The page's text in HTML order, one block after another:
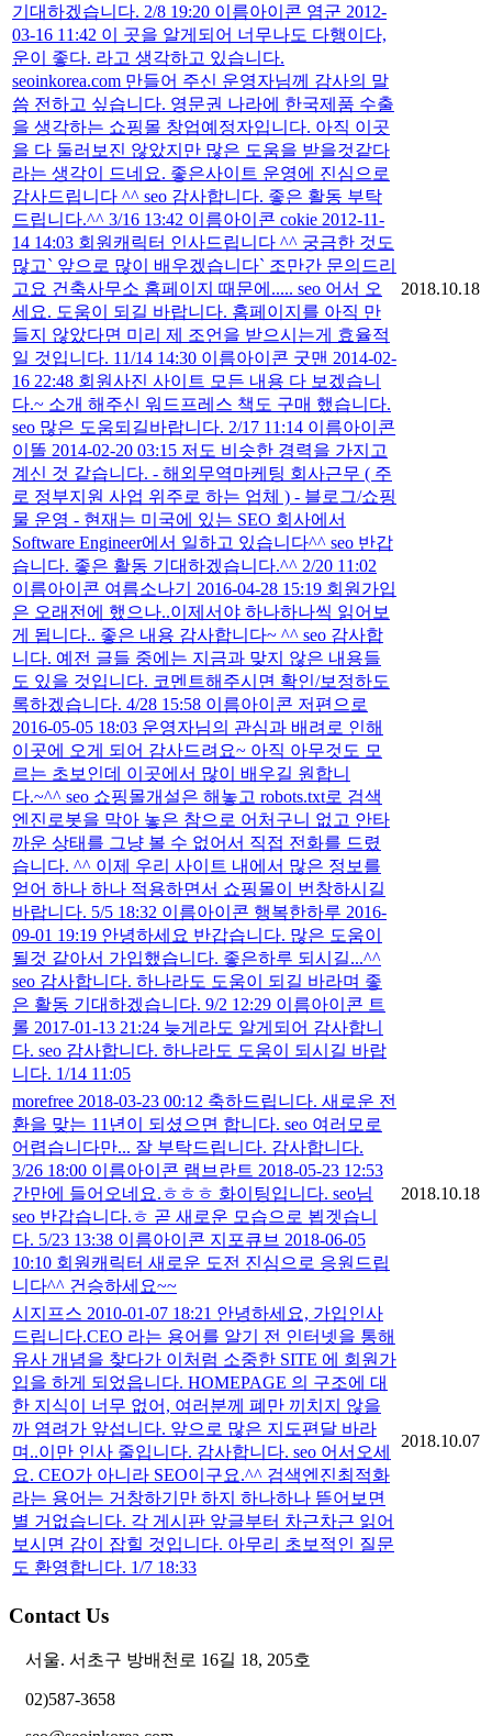
기대하겠습니다. 2/8 19:20 이름아이콘 염군 2012-
03-16 11:42 이 곳을 알게되어 너무나도 다행이다,
운이 좋다. 라고 생각하고 있습니다.
seoinkorea.com 만들어 주신 운영자님께 감사의 말
씀 전하고 싶습니다. 영문권 나라에 한국제품 수출
을 생각하는 쇼핑몰 창업예정자입니다. 아직 이곳
을 다 둘러보진 않았지만 많은 도움을 받을것같다
라는 생각이 드네요. 좋은사이트 운영에 진심으로
감사드립니다 ^^ seo 감사합니다. 좋은 활동 부탁
드립니다.^^ 3/16 13:42 이름아이콘 cokie 2012-11-
14 14:03 회원캐릭터 인사드립니다 ^^ 궁금한 것도
많고` 앞으로 많이 배우겠습니다` 조만간 문의드리
고요 건축사무소 홈페이지 때문에..... seo 어서 오
세요. 도움이 되길 바랍니다. 홈페이지를 아직 만
들지 않았다면 미리 제 조언을 받으시는게 효율적
일 것입니다. 11/14 14:30 이름아이콘 굿맨 2014-02-
16 22:48 회원사진 사이트 모든 내용 다 보겠습니
다.~ 소개 해주신 워드프레스 책도 구매 했습니다.
seo 많은 도움되길바랍니다. 2/17 11:14 이름아이콘
이똘 2014-02-20 03:15 저도 비슷한 경력을 가지고
계신 것 같습니다. - 해외무역마케팅 회사근무 ( 주
로 정부지원 사업 위주로 하는 업체 ) - 블로그/쇼핑
물 운영 - 현재는 미국에 있는 SEO 회사에서
Software Engineer에서 일하고 있습니다^^ seo 반갑
습니다. 좋은 활동 기대하겠습니다.^^ 2/20 11:02
이름아이콘 여름소나기 2016-04-28 15:19 회원가입
은 오래전에 했으나..이제서야 하나하나씩 읽어보
게 됩니다.. 좋은 내용 감사합니다~ ^^ seo 감사합
니다. 예전 글들 중에는 지금과 맞지 않은 내용들
도 있을 것입니다. 코멘트해주시면 확인/보정하도
록하겠습니다. 4/28 15:58 이름아이콘 저편으로
2016-05-05 18:03 운영자님의 관심과 배려로 인해
이곳에 오게 되어 감사드려요~ 아직 아무것도 모
르는 초보인데 이곳에서 많이 배우길 원합니
다.~^^ seo 쇼핑몰개설은 해놓고 robots.txt로 검색
엔진로봇을 막아 놓은 참으로 어처구니 없고 안타
까운 상태를 그냥 볼 수 없어서 직접 전화를 드렸
습니다. ^^ 이제 우리 사이트 내에서 많은 정보를
얻어 하나 하나 적용하면서 쇼핑몰이 번창하시길
바랍니다. 5/5 18:32 이름아이콘 행복한하루 2016-
09-01 19:19 안녕하세요 반갑습니다. 많은 도움이
될것 같아서 가입했습니다. 좋은하루 되시길...^^
seo 감사합니다. 하나라도 도움이 되길 바라며 좋
은 활동 기대하겠습니다. 9/2 12:29 이름아이콘 트
롤 2017-01-13 21:24 늦게라도 알게되어 감사합니
다. seo 감사합니다. 하나라도 도움이 되시길 바랍
니다. 1/14 11:05
2018.10.18
morefree 2018-03-23 00:12 축하드립니다. 새로운 전
환을 맞는 11년이 되셨으면 합니다. seo 여러모로
어렵습니다만... 잘 부탁드립니다. 감사합니다.
3/26 18:00 이름아이콘 램브란트 2018-05-23 12:53
간만에 들어오네요.ㅎㅎㅎ 화이팅입니다. seo님
seo 반갑습니다.ㅎ 곧 새로운 모습으로 뵙겟습니
다. 5/23 13:38 이름아이콘 지포큐브 2018-06-05
10:10 회원캐릭터 새로운 도전 진심으로 응원드립
니다^^ 건승하세요~~
2018.10.18
시지프스 2010-01-07 18:21 안녕하세요, 가입인사
드립니다.CEO 라는 용어를 알기 전 인터넷을 통해
유사 개념을 찾다가 이처럼 소중한 SITE 에 회원가
입을 하게 되었읍니다. HOMEPAGE 의 구조에 대
한 지식이 너무 없어, 여러분께 폐만 끼치지 않을
까 염려가 앞섭니다. 앞으로 많은 지도편달 바라
며..이만 인사 줄입니다. 감사합니다. seo 어서오세
요. CEO가 아니라 SEO이구요.^^ 검색엔진최적화
라는 용어는 거창하기만 하지 하나하나 뜯어보면
별 거없습니다. 각 게시판 앞글부터 차근차근 읽어
보시면 감이 잡힐 것입니다. 아무리 초보적인 질문
도 환영합니다. 1/7 18:33
2018.10.07
Contact Us
서울. 서초구 방배천로 16길 18, 205호
02)587-3658